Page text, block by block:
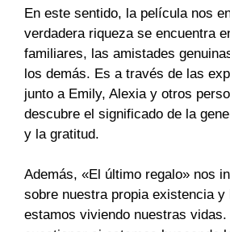
En este sentido, la película nos
verdadera riqueza se encuentra
familiares, las amistades
los demás. Es a través de las
junto a Emily, Alexia y otros
descubre el significado de la
y la gratitud.
Además, «El último regalo» nos
sobre nuestra propia existencia y
estamos viviendo nuestras